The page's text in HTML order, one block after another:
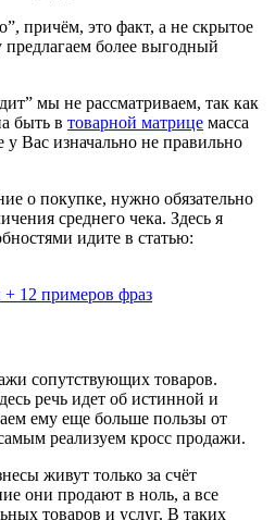
причём, это факт, а не скрытое
более выгодный
мы не рассматриваем, так как
быть в товарной матрице масса
у Вас изначально не правильно
о покупке, нужно обязательно
среднего чека. Здесь я
идите в статью:
+ 12 примеров фраз
сопутствующих товаров.
речь идет об истинной и
ему еще больше пользы от
реализуем кросс продажи.
живут только за счёт
они продают в ноль, а все
товаров и услуг. В таких